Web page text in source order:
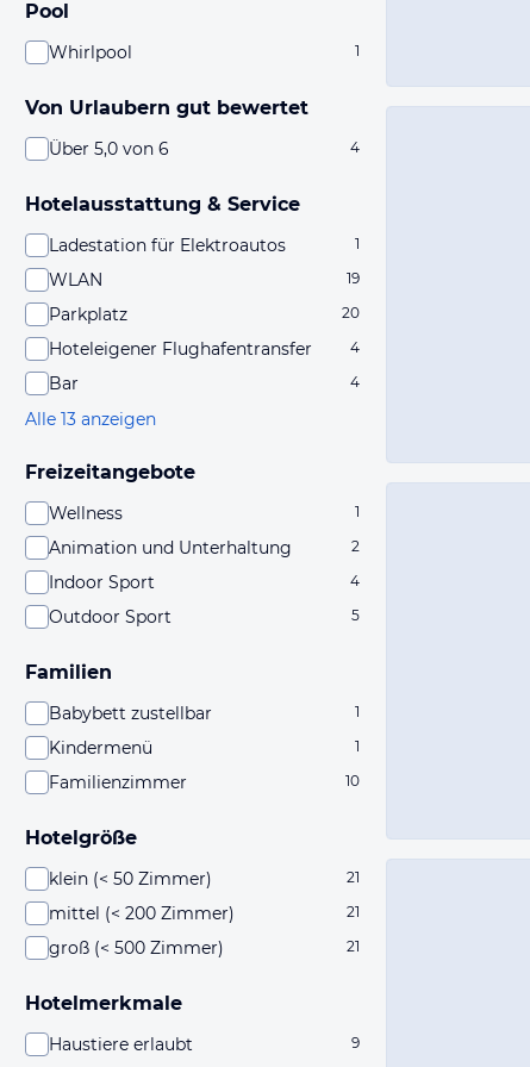
Pool
Whirlpool 1
Von Urlaubern gut bewertet
Über 5,0 von 6 4
Hotelausstattung & Service
Ladestation für Elektroautos 1
WLAN 19
Parkplatz 20
Hoteleigener Flughafentransfer 4
Bar 4
Alle 13 anzeigen
Freizeitangebote
Wellness 1
Animation und Unterhaltung 2
Indoor Sport 4
Outdoor Sport 5
Familien
Babybett zustellbar 1
Kindermenü 1
Familienzimmer 10
Hotelgröße
klein (< 50 Zimmer) 21
mittel (< 200 Zimmer) 21
groß (< 500 Zimmer) 21
Hotelmerkmale
Haustiere erlaubt 9